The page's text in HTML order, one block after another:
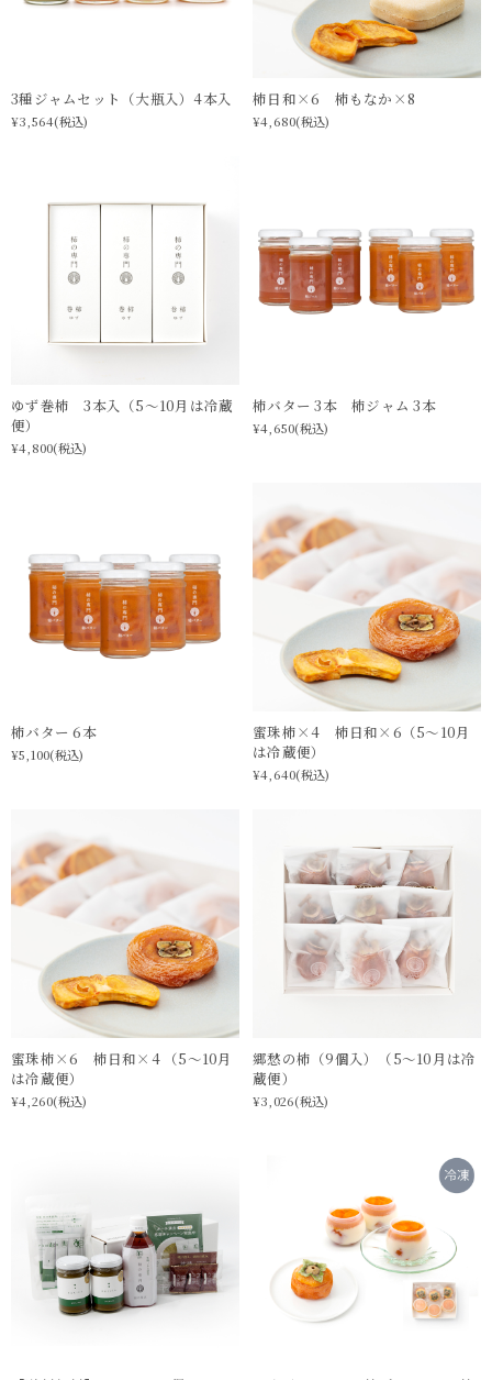
3種ジャムセット（大瓶入）4本入
¥3,564(税込)
柿日和×6 柿もなか×8
¥4,680(税込)
ゆず巻柿 3本入（5〜10月は冷蔵
便）
¥4,800(税込)
柿バター 3本 柿ジャム 3本
¥4,650(税込)
柿バター 6本
¥5,100(税込)
蜜珠柿×4 柿日和×6（5〜10月
は冷蔵便）
¥4,640(税込)
蜜珠柿×6 柿日和×4 （5〜10月
は冷蔵便）
¥4,260(税込)
郷愁の柿（9個入）（5〜10月は冷
蔵便）
¥3,026(税込)